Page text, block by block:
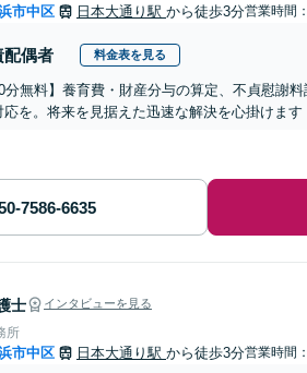
市中区 日本大通り駅 から徒歩3分営業時間
配偶者 料金表を見る
分無料】養育費・財産分与の算定、不貞慰謝
応を。将来を見据えた迅速な解決を心掛けま
士 インタビューを見る
所
市中区 日本大通り駅 から徒歩3分営業時間